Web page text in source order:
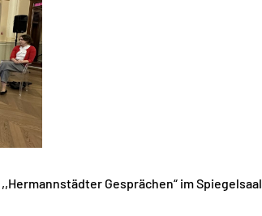
Gesprächen“ im Spiegelsaal